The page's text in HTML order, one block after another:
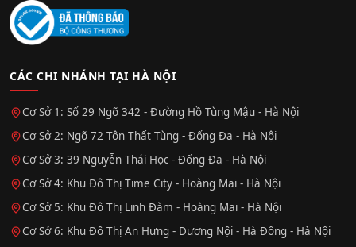
CÁC CHI NHÁNH TẠI HÀ NỘI
Cơ Sở 1: Số 29 Ngõ 342 - Đường Hồ Tùng Mậu - Hà Nội
Cơ Sở 2: Ngõ 72 Tôn Thất Tùng - Đống Đa - Hà Nội
Cơ Sở 3: 39 Nguyễn Thái Học - Đống Đa - Hà Nội
Cơ Sở 4: Khu Đô Thị Time City - Hoàng Mai - Hà Nội
Cơ Sở 5: Khu Đô Thị Linh Đàm - Hoàng Mai - Hà Nội
Cơ Sở 6: Khu Đô Thị An Hưng - Dương Nội - Hà Đông - Hà Nội